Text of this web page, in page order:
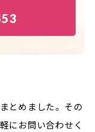
とめました。 その
にお問い合わせく